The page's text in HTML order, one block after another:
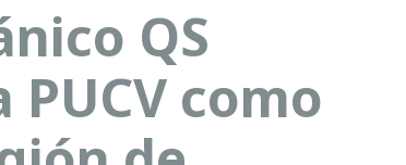
QS
como